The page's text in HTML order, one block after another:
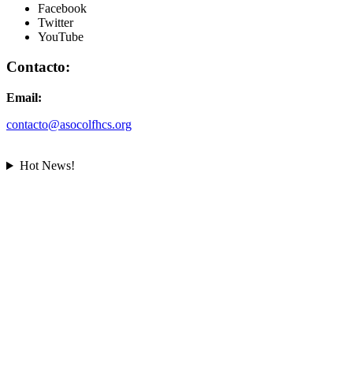
Facebook
Twitter
YouTube
Contacto:
Email:
contacto@asocolfhcs.org
Hot News!